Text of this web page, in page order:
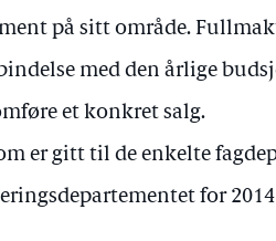
på sitt område.
med den årlige
et konkret salg.
er gitt til de enkelte
for